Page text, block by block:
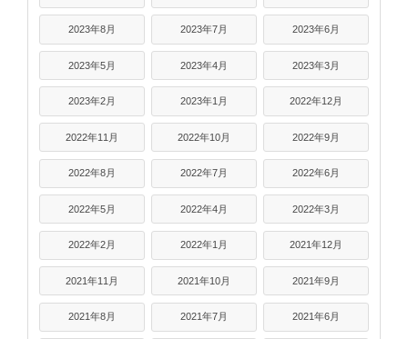
2023年8月 2023年7月 2023年6月
2023年5月 2023年4月 2023年3月
2023年2月 2023年1月 2022年12月
2022年11月 2022年10月 2022年9月
2022年8月 2022年7月 2022年6月
2022年5月 2022年4月 2022年3月
2022年2月 2022年1月 2021年12月
2021年11月 2021年10月 2021年9月
2021年8月 2021年7月 2021年6月